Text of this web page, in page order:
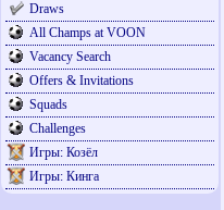
Draws
All Champs at VOON
Vacancy Search
Offers & Invitations
Squads
Challenges
Игры: Козёл
Игры: Кинга